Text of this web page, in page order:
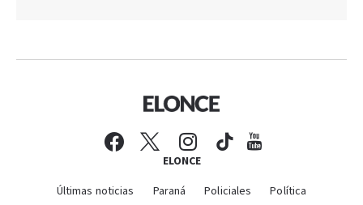
ELONCE
Últimas noticias Paraná Policiales
Política